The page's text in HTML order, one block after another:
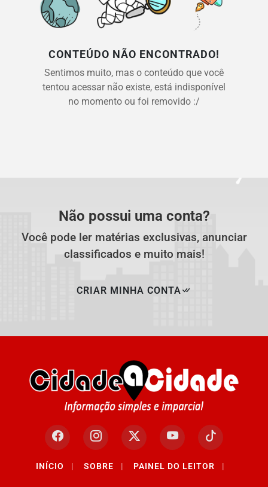
CONTEÚDO NÃO ENCONTRADO!
Sentimos muito, mas o conteúdo que você
tentou acessar não existe, está indisponível
no momento ou foi removido :/
Não possui uma conta?
Você pode ler matérias exclusivas, anunciar
classificados e muito mais!
CRIAR MINHA CONTA
INÍCIO | SOBRE | PAINEL DO LEITOR |